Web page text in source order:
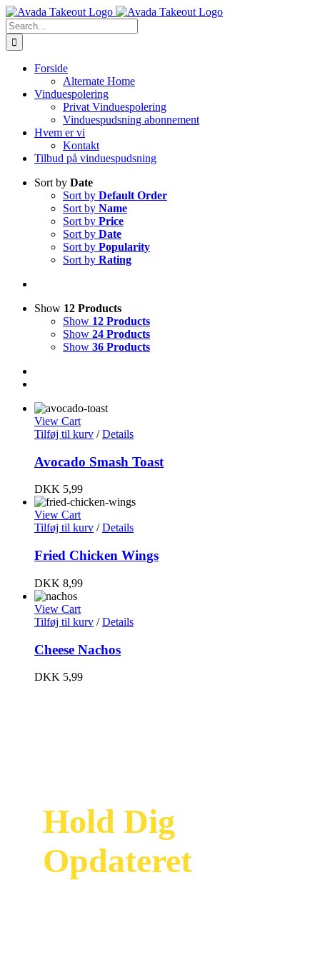
Skip
to
content
Search
for:
Forside
Alternate Home
Vinduespolering
Privat Vinduespolering
Vinduespudsning abonnement
Hvem er vi
Kontakt
Tilbud på vinduespudsning
Sort by Date
Sort by Default Order
Sort by Name
Sort by Price
Sort by Date
Sort by Popularity
Sort by Rating
Show 12 Products
Show 12 Products
Show 24 Products
Show 36 Products
View Cart
Tilføj til kurv / Details
Avocado Smash Toast
DKK 5,99
View Cart
Tilføj til kurv / Details
Fried Chicken Wings
DKK 8,99
View Cart
Tilføj til kurv / Details
Cheese Nachos
DKK 5,99
Hold Dig
Opdateret